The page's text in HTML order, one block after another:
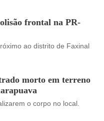
frontal na PR-
ao distrito de Faxinal
morto em terreno
o corpo no local.